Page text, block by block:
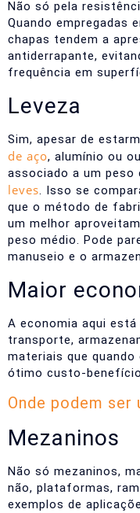
Não só pela
Quando empregadas
chapas tendem a
antiderrapante,
frequência em
Leveza
Sim, apesar de
de aço, alumínio ou
associado a um peso
leves. Isso se
que o método de
um melhor
peso médio. Pode
manuseio e o
Maior
A economia aqui
transporte,
materiais que
ótimo custo-
Onde podem ser
Mezaninos
Não só mezaninos,
não, plataformas,
exemplos de